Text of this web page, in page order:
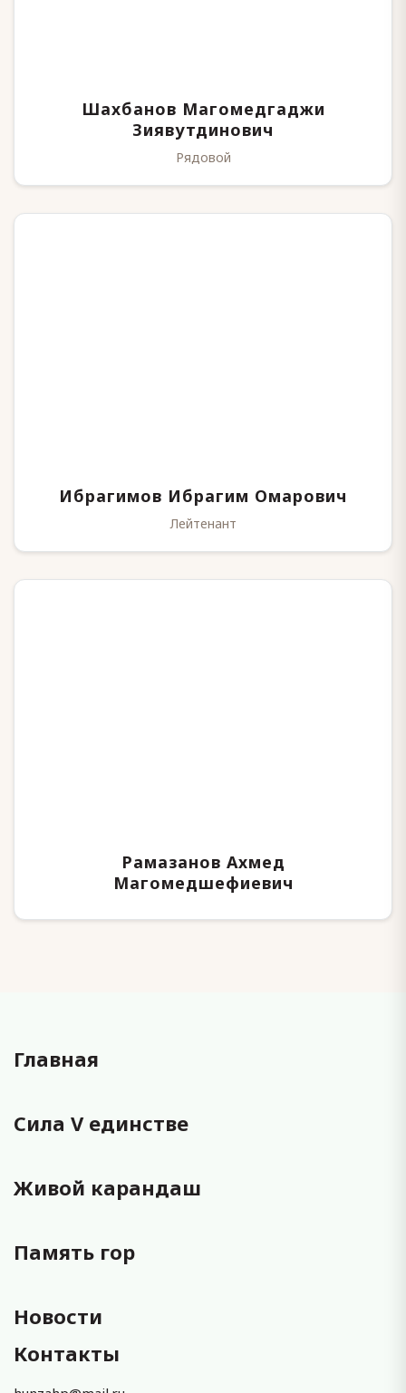
Шахбанов Магомедгаджи
Зиявутдинович
Рядовой
Ибрагимов Ибрагим Омарович
Лейтенант
Рамазанов Ахмед
Магомедшефиевич
Главная
Сила V единстве
Живой карандаш
Память гор
Новости
Контакты